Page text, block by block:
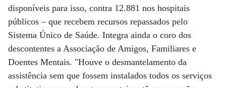
disponíveis para isso, contra 12.881 nos hospitais
públicos – que recebem recursos repassados pelo
Sistema Único de Saúde. Integra ainda o coro dos
descontentes a Associação de Amigos, Familiares e
Doentes Mentais. "Houve o desmantelamento da
assistência sem que fossem instalados todos os serviços